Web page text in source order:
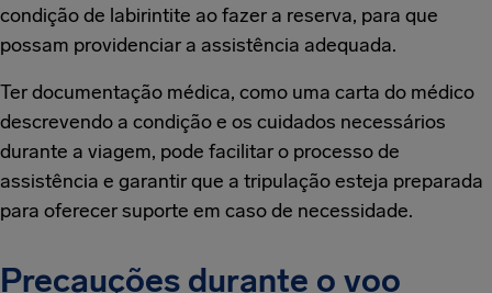
condição de labirintite ao fazer a reserva, para que
possam providenciar a assistência adequada.
Ter documentação médica, como uma carta do médico
descrevendo a condição e os cuidados necessários
durante a viagem, pode facilitar o processo de
assistência e garantir que a tripulação esteja preparada
para oferecer suporte em caso de necessidade.
Precauções durante o voo